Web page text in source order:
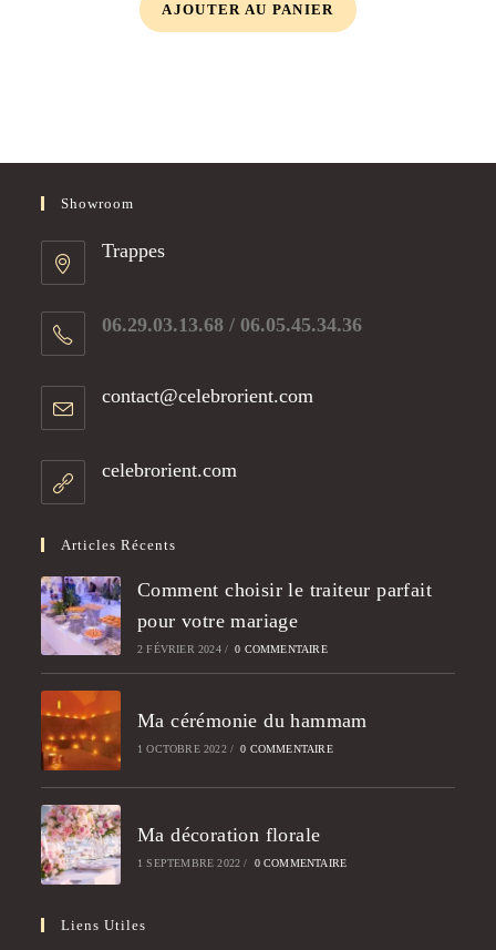
AJOUTER AU PANIER
Showroom
Trappes
06.29.03.13.68 / 06.05.45.34.36​
contact@celebrorient.com
celebrorient.com
Articles Récents
Comment choisir le traiteur parfait
pour votre mariage
2 FÉVRIER 2024 / 0 COMMENTAIRE
Ma cérémonie du hammam
1 OCTOBRE 2022 / 0 COMMENTAIRE
Ma décoration florale
1 SEPTEMBRE 2022 / 0 COMMENTAIRE
Liens Utiles